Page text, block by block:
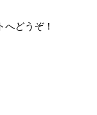
どうぞ！